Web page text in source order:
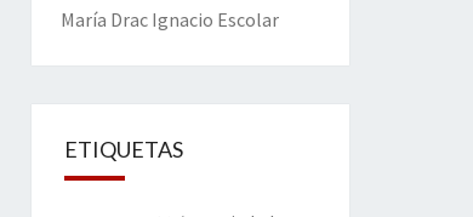
María Drac Ignacio Escolar
ETIQUETAS